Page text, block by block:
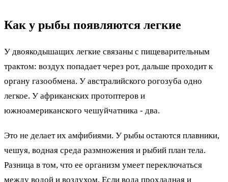
Как у рыбы появляются легкие
У двоякодышащих легкие связаны с пищеварительным
трактом: воздух попадает через рот, дальше проходит к
органу газообмена. У австралийского рогозуба одно
легкое. У африканских протоптеров и
южноамериканского чешуйчатника - два.
Это не делает их амфибиями. У рыбы остаются плавники,
чешуя, водная среда размножения и рыбий план тела.
Разница в том, что ее организм умеет переключаться
между водой и воздухом. Если вода прохладная и